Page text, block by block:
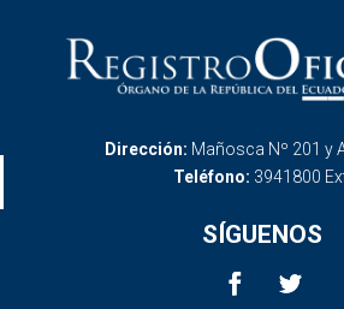
Dirección: Mañosca Nº 201 y
Teléfono: 3941800
SÍGUENOS